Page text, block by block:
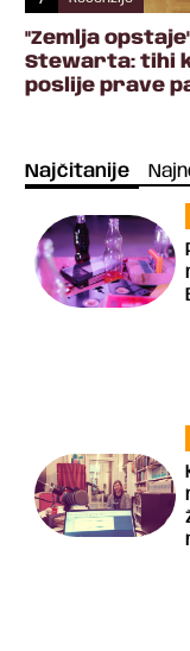
"Zemlja
Stewarta: tihi
poslije prave
Najčitanije